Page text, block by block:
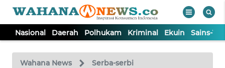
Nasional Daerah Polhukam Kriminal Ekuin Sains-
Wahana News Serba-serbi
TV
Tutup